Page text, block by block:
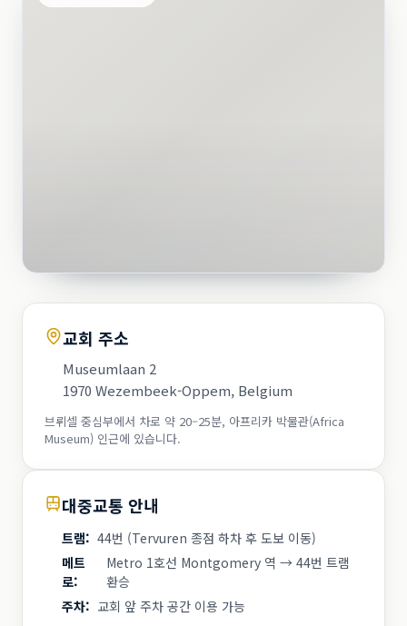
교회 주소
Museumlaan 2
1970 Wezembeek-Oppem, Belgium
브뤼셀 중심부에서 차로 약 20–25분, 아프리카 박물관(Africa
Museum) 인근에 있습니다.
대중교통 안내
트램: 44번 (Tervuren 종점 하차 후 도보 이동)
메트
로:
Metro 1호선 Montgomery 역 → 44번 트램
환승
주차: 교회 앞 주차 공간 이용 가능